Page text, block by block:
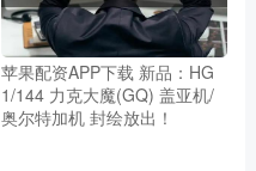
苹果配资APP下载 新品：HG
1/144 力克大魔(GQ) 盖亚机/
奥尔特加机 封绘放出！